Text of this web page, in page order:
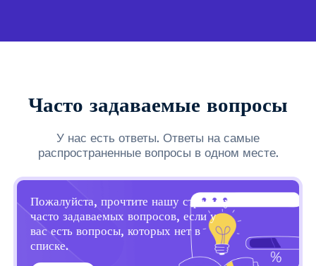
Часто задаваемые вопросы
У нас есть ответы. Ответы на самые
распространенные вопросы в одном месте.
Пожалуйста, прочтите нашу страницу
часто задаваемых вопросов, если у
вас есть вопросы, которых нет в
списке.